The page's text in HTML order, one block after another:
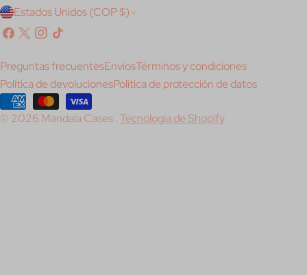
P
a
í
s
/
r
Estados Unidos (COP $)
Facebook
X
Instagram
Tik
© 2026 Mandala Cases.Tecnología de Shopify
Preguntas frecuentesEnvíosTérminos y condiciones
Política de devolucionesPolítica de protección de datos
Métodos
de